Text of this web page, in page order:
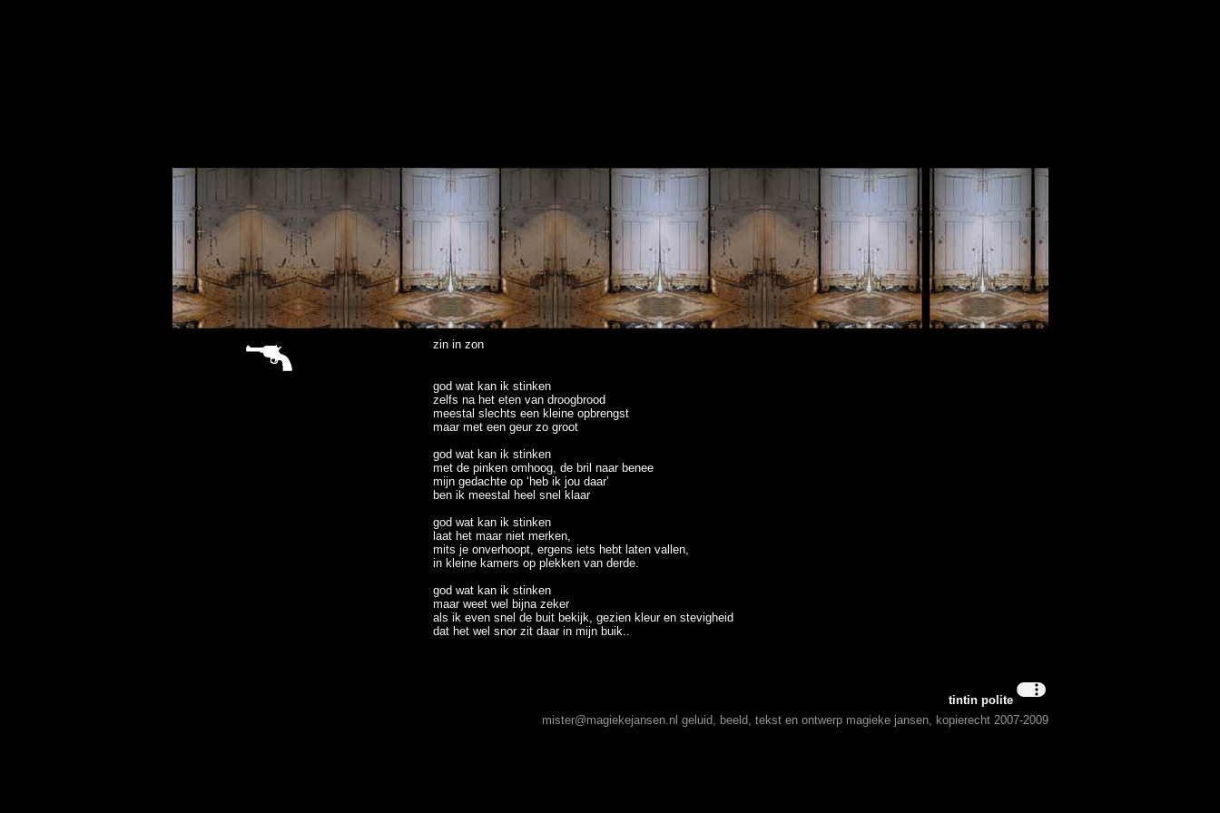
zin in zon
god wat kan ik stinken
zelfs na het eten van droogbrood
meestal slechts een kleine opbrengst
maar met een geur zo groot
god wat kan ik stinken
met de pinken omhoog, de bril naar benee
mijn gedachte op ‘heb ik jou daar’
ben ik meestal heel snel klaar
god wat kan ik stinken
laat het maar niet merken,
mits je onverhoopt, ergens iets hebt laten vallen,
in kleine kamers op plekken van derde.
god wat kan ik stinken
maar weet wel bijna zeker
als ik even snel de buit bekijk, gezien kleur en stevigheid
dat het wel snor zit daar in mijn buik..
tintin polite
mister@magiekejansen.nl geluid, beeld, tekst en ontwerp magieke jansen, kopierecht 2007-2009